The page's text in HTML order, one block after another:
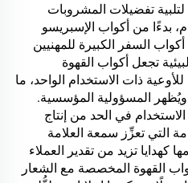
لتلبية تفضيلات المشروبات
بدءًا من أكواب الإسبريسو
السفر الكبيرة للمهنيين
تجعل أكواب القهوة
ذات الاستخدام الواحد، ما
ويُظهر المسؤولية المؤسسية.
الاستخدام في الحد من إنتاج
التي تعزِّز سمعة العلامة
كهدايا تزيد من تقدير العملاء
القهوة المخصصة مع الشعار